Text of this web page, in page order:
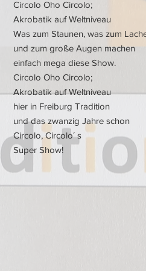
Circolo Oho Circolo;
Akrobatik auf Weltniveau
Was zum Staunen, was zum
und zum große Augen machen
einfach mega diese Show.
Circolo Oho Circolo;
Akrobatik auf Weltniveau
hier in Freiburg Tradition
und das zwanzig Jahre schon
Circolo, Circolo´ s
Super Show!